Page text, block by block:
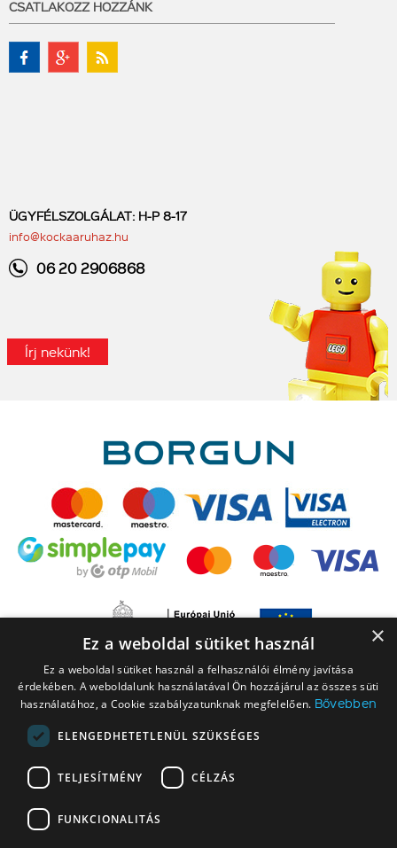
CSATLAKOZZ HOZZÁNK
ÜGYFÉLSZOLGÁLAT: H-P 8-17
info@kockaaruhaz.hu
06 20 2906868
Írj nekünk!
A LEGO elnevezés, a LEGO logó, a Minifigure, a DUPLO, a DUPLO logó, a
NINJAGO, a NINJAGO logó, a FRIENDS logó, a HIDDEN SIDE logó, a MINIFIGURES
logó, a MINDSTORMS, a MINDSTORMS logó, a VIDIYO, a NEXO KNIGHTS,
NEXO KNIGHTS logó, az EDITIONS logó és a SMART PLAY logó a The LEGO
×
Ez a weboldal sütiket használ
Ez a weboldal sütiket használ a felhasználói élmény javítása
érdekében. A weboldalunk használatával Ön hozzájárul az összes süti
használatához, a Cookie szabályzatunknak megfelelően. Bővebben
ELENGEDHETETLENÜL SZÜKSÉGES
TELJESÍTMÉNY CÉLZÁS
FUNKCIONALITÁS